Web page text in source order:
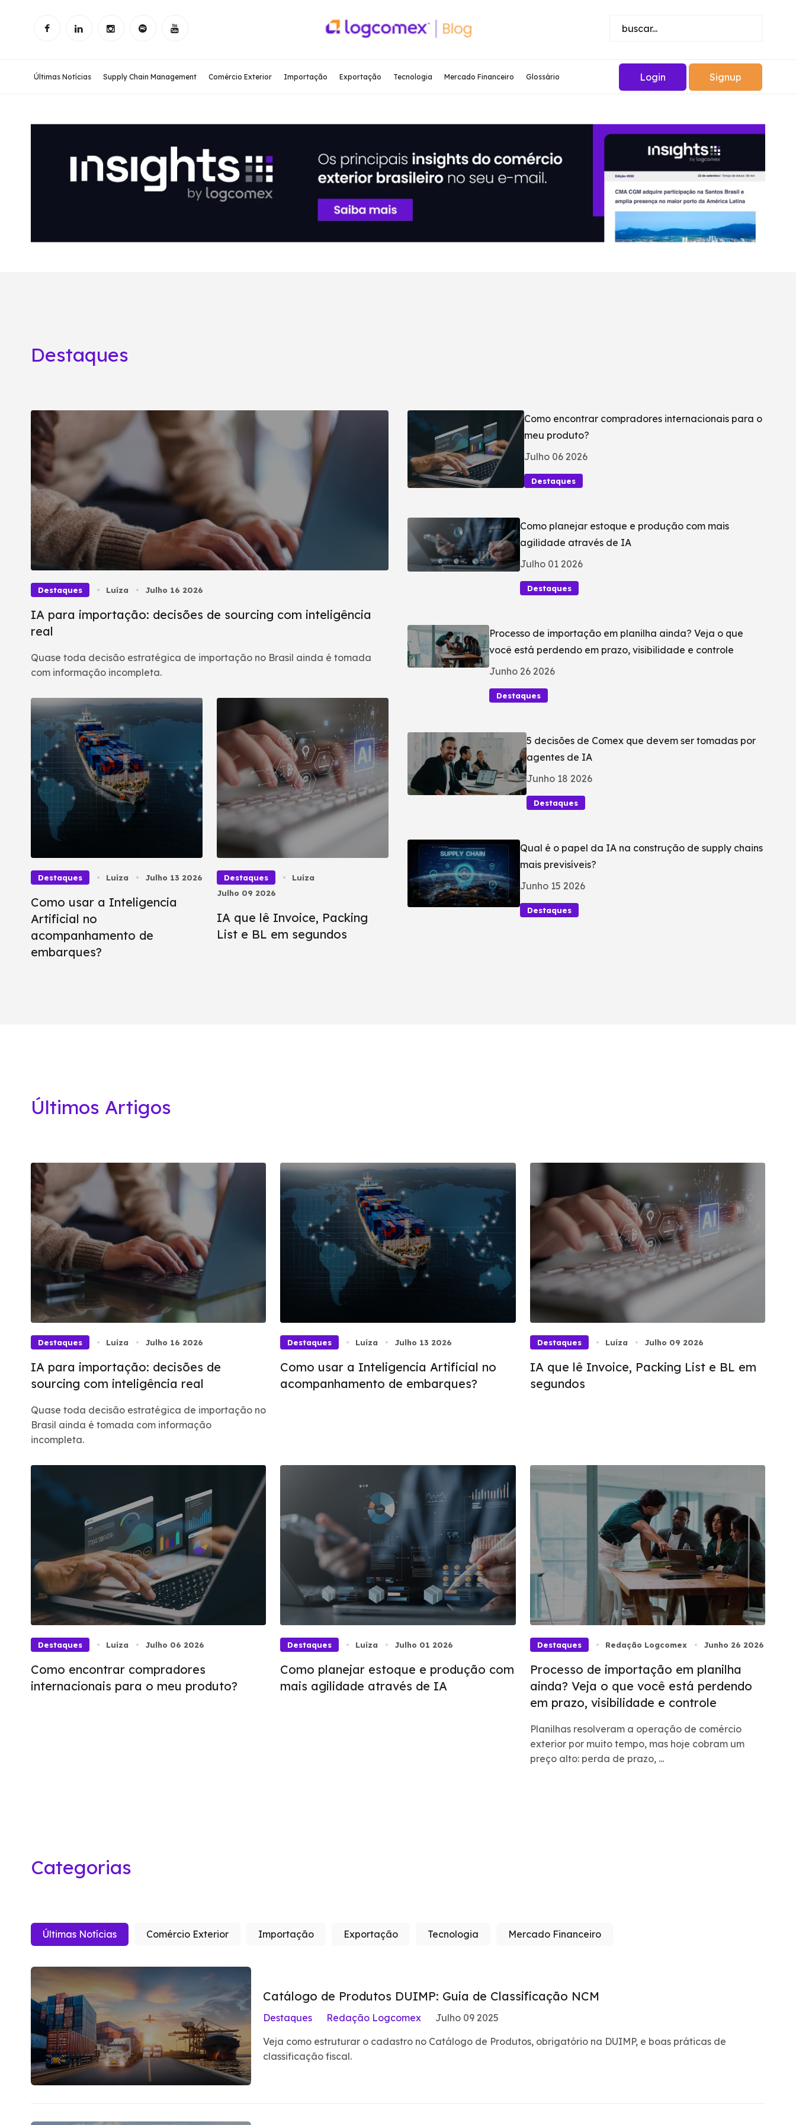
Últimas Notícias Supply Chain Management Comércio Exterior Importação Exportação Tecnologia Mercado Financeiro Glossário Login Signup
Destaques
Destaques Luíza Julho 16 2026
IA para importação: decisões de sourcing com inteligência
real
Quase toda decisão estratégica de importação no Brasil ainda é tomada
com informação incompleta.
Destaques Luíza Julho 13 2026
Como usar a Inteligencia
Artificial no
acompanhamento de
embarques?
Destaques
Luíza
Julho 09 2026
IA que lê Invoice, Packing
List e BL em segundos
Como encontrar compradores internacionais para o
meu produto?
Julho 06 2026
Destaques
Como planejar estoque e produção com mais
agilidade através de IA
Julho 01 2026
Destaques
Processo de importação em planilha ainda? Veja o que
você está perdendo em prazo, visibilidade e controle
Junho 26 2026
Destaques
5 decisões de Comex que devem ser tomadas por
agentes de IA
Junho 18 2026
Destaques
Qual é o papel da IA na construção de supply chains
mais previsíveis?
Junho 15 2026
Destaques
Últimos Artigos
Destaques Luíza Julho 16 2026
IA para importação: decisões de
sourcing com inteligência real
Quase toda decisão estratégica de importação no
Brasil ainda é tomada com informação
incompleta.
Destaques Luíza Julho 13 2026
Como usar a Inteligencia Artificial no
acompanhamento de embarques?
Destaques Luíza Julho 09 2026
IA que lê Invoice, Packing List e BL em
segundos
Destaques Luíza Julho 06 2026
Como encontrar compradores
internacionais para o meu produto?
Destaques Luíza Julho 01 2026
Como planejar estoque e produção com
mais agilidade através de IA
Destaques Redação Logcomex Junho 26 2026
Processo de importação em planilha
ainda? Veja o que você está perdendo
em prazo, visibilidade e controle
Planilhas resolveram a operação de comércio
exterior por muito tempo, mas hoje cobram um
preço alto: perda de prazo, ...
Categorias
Últimas Notícias Comércio Exterior Importação Exportação Tecnologia Mercado Financeiro
Catálogo de Produtos DUIMP: Guia de Classificação NCM
Destaques Redação Logcomex
Julho 09 2025
Veja como estruturar o cadastro no Catálogo de Produtos, obrigatório na DUIMP, e boas práticas de
classificação fiscal.